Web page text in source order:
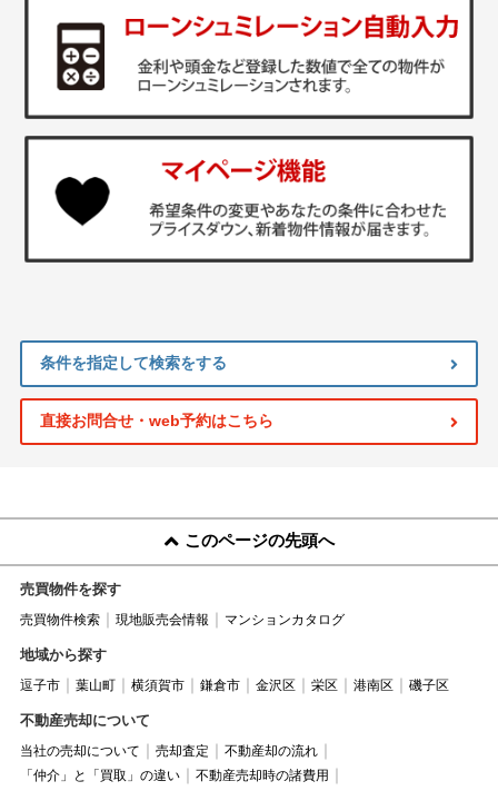
条件を指定して検索をする
直接お問合せ・web予約はこちら
このページの先頭へ
売買物件を探す
売買物件検索 現地販売会情報 マンションカタログ
地域から探す
逗子市 葉山町 横須賀市 鎌倉市 金沢区 栄区 港南区 磯子区
不動産売却について
当社の売却について 売却査定
不動産却の流れ
「仲介」と「買取」の違い
不動産売却時の諸費用